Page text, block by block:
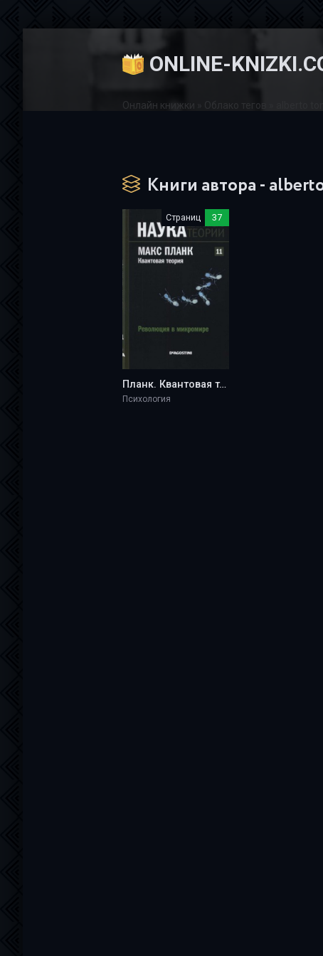
ONLINE-
Онлайн книжки Облако тегов » alberto
Книги автора -
Страниц 37
Планк. Квантовая теория - Alberto Tomas Perez Izquierdo
Психология